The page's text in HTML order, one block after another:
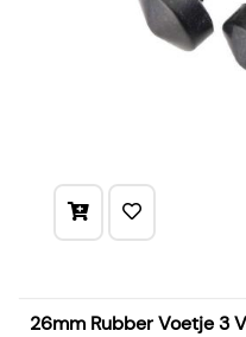
26mm Rubber Voetje 3